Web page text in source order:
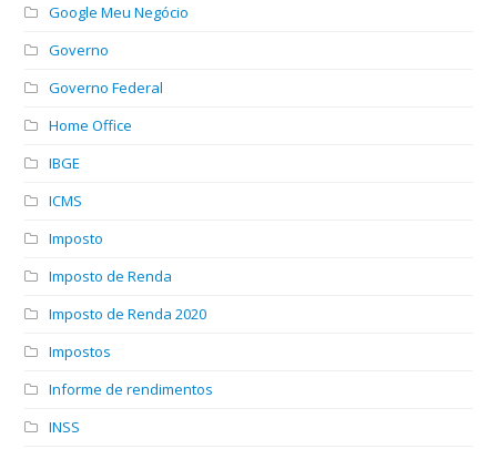
Google Meu Negócio
Governo
Governo Federal
Home Office
IBGE
ICMS
Imposto
Imposto de Renda
Imposto de Renda 2020
Impostos
Informe de rendimentos
INSS